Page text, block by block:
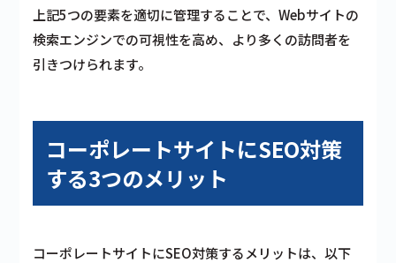
上記5つの要素を適切に管理することで、Webサイトの
検索エンジンでの可視性を高め、より多くの訪問者を
引きつけられます。
コーポレートサイトにSEO対策
する3つのメリット
コーポレートサイトにSEO対策するメリットは、以下